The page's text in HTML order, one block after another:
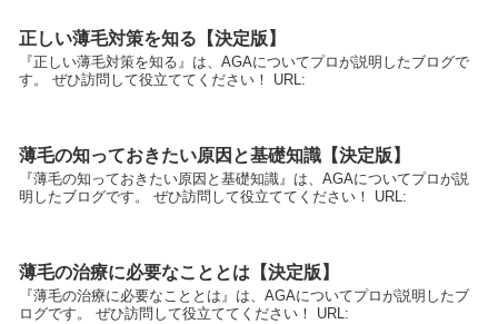
正しい薄毛対策を知る【決定版】
『正しい薄毛対策を知る』は、AGAについてプロが説明したブログで
す。 ぜひ訪問して役立ててください！ URL:
薄毛の知っておきたい原因と基礎知識【決定版】
『薄毛の知っておきたい原因と基礎知識』は、AGAについてプロが説
明したブログです。 ぜひ訪問して役立ててください！ URL:
薄毛の治療に必要なこととは【決定版】
『薄毛の治療に必要なこととは』は、AGAについてプロが説明したブ
ログです。 ぜひ訪問して役立ててください！ URL: